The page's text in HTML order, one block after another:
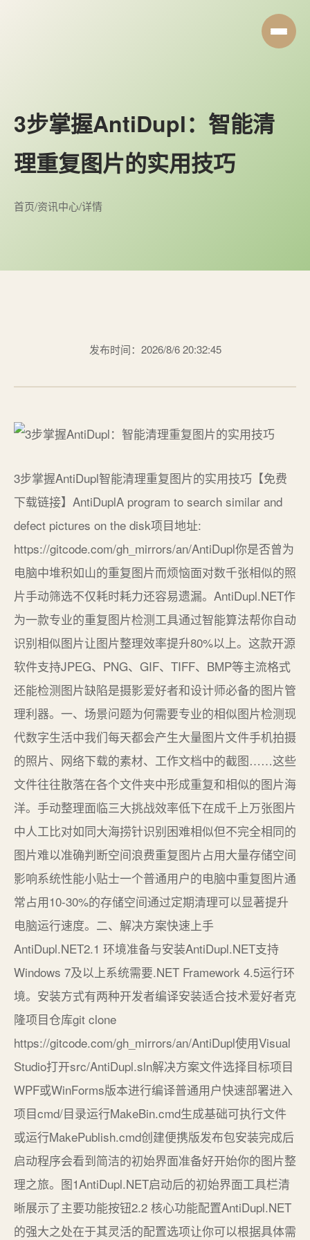
3步掌握AntiDupl：智能清
理重复图片的实用技巧
首页/资讯中心/详情
发布时间：2026/8/6 20:32:45
3步掌握AntiDupl智能清理重复图片的实用技巧【免费
下载链接】AntiDuplA program to search similar and
defect pictures on the disk项目地址:
https://gitcode.com/gh_mirrors/an/AntiDupl你是否曾为
电脑中堆积如山的重复图片而烦恼面对数千张相似的照
片手动筛选不仅耗时耗力还容易遗漏。AntiDupl.NET作
为一款专业的重复图片检测工具通过智能算法帮你自动
识别相似图片让图片整理效率提升80%以上。这款开源
软件支持JPEG、PNG、GIF、TIFF、BMP等主流格式
还能检测图片缺陷是摄影爱好者和设计师必备的图片管
理利器。一、场景问题为何需要专业的相似图片检测现
代数字生活中我们每天都会产生大量图片文件手机拍摄
的照片、网络下载的素材、工作文档中的截图……这些
文件往往散落在各个文件夹中形成重复和相似的图片海
洋。手动整理面临三大挑战效率低下在成千上万张图片
中人工比对如同大海捞针识别困难相似但不完全相同的
图片难以准确判断空间浪费重复图片占用大量存储空间
影响系统性能小贴士一个普通用户的电脑中重复图片通
常占用10-30%的存储空间通过定期清理可以显著提升
电脑运行速度。二、解决方案快速上手
AntiDupl.NET2.1 环境准备与安装AntiDupl.NET支持
Windows 7及以上系统需要.NET Framework 4.5运行环
境。安装方式有两种开发者编译安装适合技术爱好者克
隆项目仓库git clone
https://gitcode.com/gh_mirrors/an/AntiDupl使用Visual
Studio打开src/AntiDupl.sln解决方案文件选择目标项目
WPF或WinForms版本进行编译普通用户快速部署进入
项目cmd/目录运行MakeBin.cmd生成基础可执行文件
或运行MakePublish.cmd创建便携版发布包安装完成后
启动程序会看到简洁的初始界面准备好开始你的图片整
理之旅。图1AntiDupl.NET启动后的初始界面工具栏清
晰展示了主要功能按钮2.2 核心功能配置AntiDupl.NET
的强大之处在于其灵活的配置选项让你可以根据具体需